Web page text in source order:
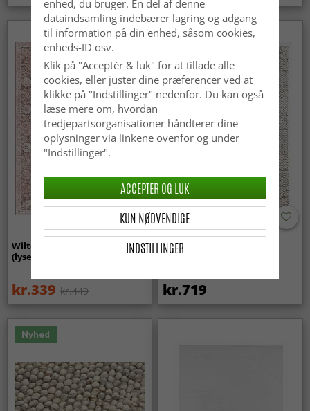
Wilton-tæppe - Gombalia
(lyserød)
kr.339 kr.449
Uldtæppe - Avafors Wool
Bubble (natural)
kr.719
Nyhed
enhed, du bruger. En del af denne
dataindsamling indebærer lagring og adgang
til information på din enhed, såsom cookies,
enheds-ID osv.
Klik på "Acceptér & luk" for at tillade alle
cookies, eller juster dine præferencer ved at
klikke på "Indstillinger" nedenfor. Du kan også
læse mere om, hvordan
tredjepartsorganisationer håndterer dine
oplysninger via linkene ovenfor og under
"Indstillinger".
INDSTILLINGER
KUN NØDVENDIGE
ACCEPTER OG LUK